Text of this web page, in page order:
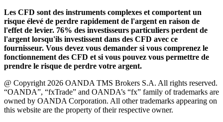
Les CFD sont des instruments complexes et comportent un
risque élevé de perdre rapidement de l'argent en raison de
l'effet de levier. 76% des investisseurs particuliers perdent de
l'argent lorsqu'ils investissent dans des CFD avec ce
fournisseur. Vous devez vous demander si vous comprenez le
fonctionnement des CFD et si vous pouvez vous permettre de
prendre le risque de perdre votre argent.
@ Copyright 2026 OANDA TMS Brokers S.A. All rights reserved.
“OANDA”, “fxTrade” and OANDA’s “fx” family of trademarks are
owned by OANDA Corporation. All other trademarks appearing on
this website are the property of their respective owner.